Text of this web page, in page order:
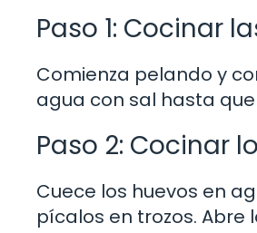
Paso 1: Cocinar
Comienza pelando y
agua con sal hasta
Paso 2: Cocinar
Cuece los huevos en
pícalos en trozos. Abre